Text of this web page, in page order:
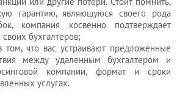
гарантию, являющуюся своего рода
компания косвенно подтверждает
бухгалтеров;
что вас устраивают предложенные
между удаленным бухгалтером и
компании, формат и сроки
услугах.